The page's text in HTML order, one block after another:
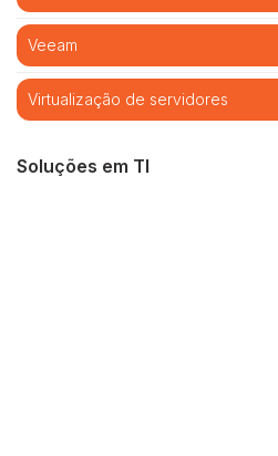
Veeam
Virtualização de servidores
Soluções em TI